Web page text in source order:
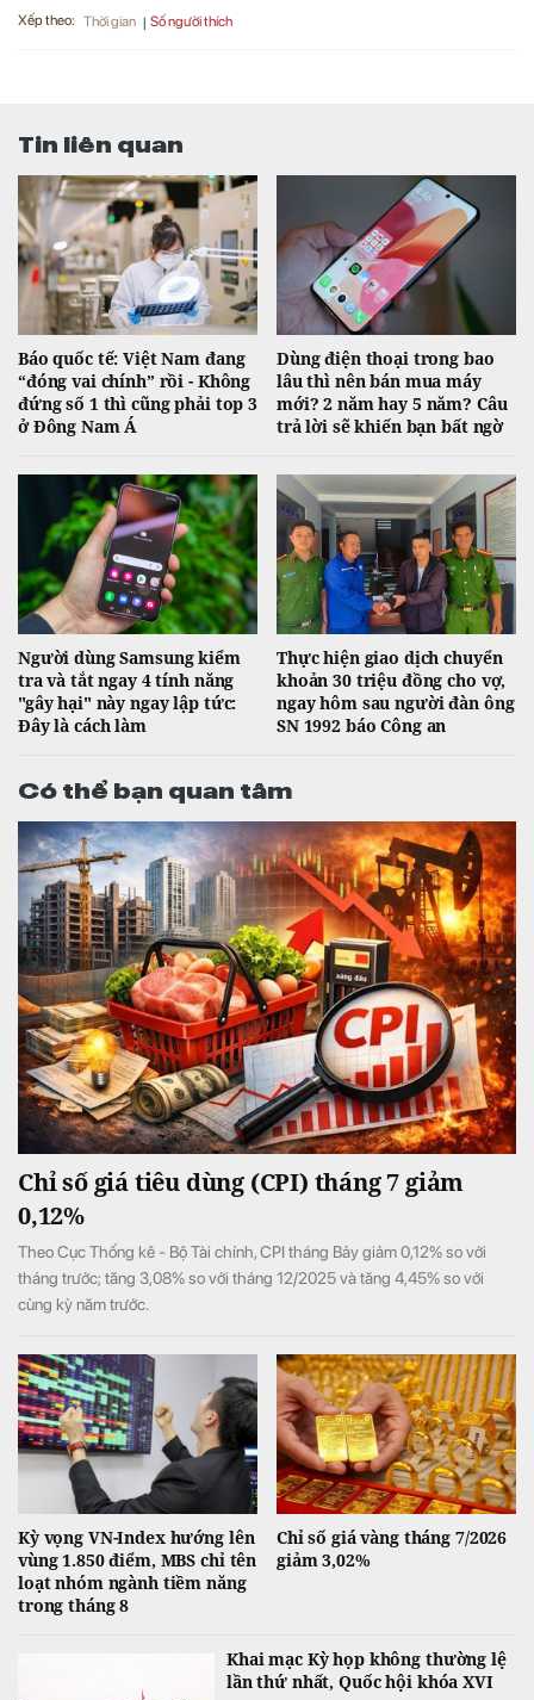
Xếp theo: Thời gian Số người thích
Tin liên quan
Báo quốc tế: Việt Nam đang
“đóng vai chính” rồi - Không
đứng số 1 thì cũng phải top 3
ở Đông Nam Á
Dùng điện thoại trong bao
lâu thì nên bán mua máy
mới? 2 năm hay 5 năm? Câu
trả lời sẽ khiến bạn bất ngờ
Người dùng Samsung kiểm
tra và tắt ngay 4 tính năng
"gây hại" này ngay lập tức:
Đây là cách làm
Thực hiện giao dịch chuyển
khoản 30 triệu đồng cho vợ,
ngay hôm sau người đàn ông
SN 1992 báo Công an
Có thể bạn quan tâm
Chỉ số giá tiêu dùng (CPI) tháng 7 giảm
0,12%
Theo Cục Thống kê - Bộ Tài chính, CPI tháng Bảy giảm 0,12% so với
tháng trước; tăng 3,08% so với tháng 12/2025 và tăng 4,45% so với
cùng kỳ năm trước.
Kỳ vọng VN-Index hướng lên
vùng 1.850 điểm, MBS chỉ tên
loạt nhóm ngành tiềm năng
trong tháng 8
Chỉ số giá vàng tháng 7/2026
giảm 3,02%
Khai mạc Kỳ họp không thường lệ
lần thứ nhất, Quốc hội khóa XVI